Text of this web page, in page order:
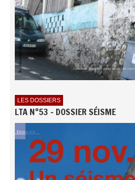
LES DOSSIERS
LTA N°53 - DOSSIER SÉISME